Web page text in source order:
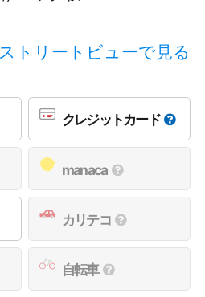
ストリートビューで見る
クレジットカード
manaca
カリテコ
自転車